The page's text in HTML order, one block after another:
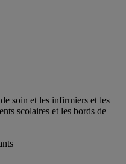
soin et les infirmiers et les
scolaires et les bords de